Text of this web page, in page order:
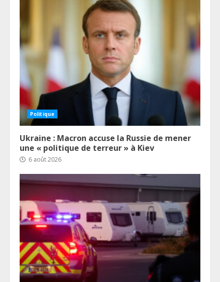
Politique
Ukraine : Macron accuse la Russie de mener
une « politique de terreur » à Kiev
6 août 2026